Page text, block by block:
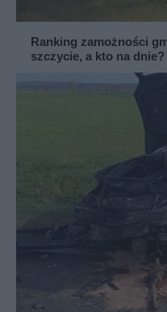
Ranking zamożności
szczycie, a kto na dnie?